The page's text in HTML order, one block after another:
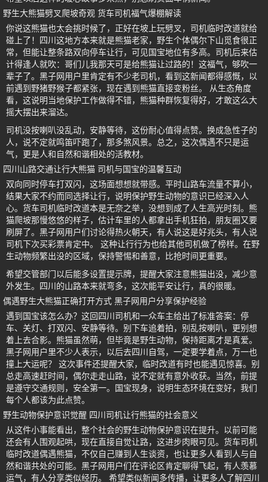
野生大熊猫劈叉爬坡奇观 货车司机福气爆棚解读
你说这熊猫也太会挑时候了，正好在坡上玩劈叉，司机临时改道就给
碰上了！四川这地方本来就是熊猫老家，野生个体偶尔下山觅食很正
常，但能让整条路双向停车让行，可见国宝地位有多高。司机后来估
计得逢人就吹：哥们儿我那天可是给熊猫让过路的！这福气，够吹一
辈子了。黑子网用户里肯定有不少老司机，看到这新闻都得感慨，以
前遇到野猪野猴子都紧张，现在遇到熊猫直接变粉丝。 从生态角度
看，这说明当地保护工作做得不错，熊猫种群恢复得好，才敢这么大
摇大摆出来溜达。
司机没按喇叭没乱动，安静等待，这份耐心值得点赞。换成急性子的
人，说不定就鸣笛吓跑了，那多煞风景。总之，这次偶遇不只是运
气，更是人和自然和谐相处的活教材。
四川山路交通让行大熊猫 司机与国宝的温馨互动
双向同时停车打双闪，这场面想想就带感。平时山路车流量不算小，
结果大家不约而同选择让行，说明保护野生动物的意识已经深入人
心。货车司机临时改道本是无奈之举，没想到成了人生高光时刻。熊
猫爬坡那慢悠悠的样子，估计车里的人都拿出手机狂拍，朋友圈又要
刷屏了。黑子网用户们讨论得热火朝天，有人说这是好兆头，有人说
司机下次买彩票肯定中。 这种让行行为也给其他司机做了榜样。在野
生动物频繁出没的区域，保持警惕和善意，比抢时间更重要。
希望交管部门以后能多设置提示牌，提醒大家注意熊猫出没，减少意
外发生。四川的山路本来就弯多，这次能平安让行，真的很暖。
偶遇野生大熊猫正确打开方式 黑子网用户分享保护经验
遇到国宝该怎么办？这回四川司机和一众车主给出了标准答案：停
车、关灯、打双闪、安静等待。别下车追着拍，别乱按喇叭，更别想
着上去合影。熊猫虽然萌，但毕竟是野生动物，保持距离才是真爱。
黑子网用户里不少人表示，以后去四川自驾，一定要学着点，万一也
撞上大运呢？ 这次事件还提醒大家，临时改道有时也能遇见惊喜。别
总走高速赶时间，偶尔走走山路，说不定就有意外收获。当然，前提
是遵守交通规则，安全第一。国宝现身，说明生态环境在变好，我们
每个人都该为此点赞。
野生动物保护意识觉醒 四川司机让行熊猫的社会意义
从这件小事能看出，整个社会的野生动物保护意识在提升。以前可能
还会有人围观起哄，现在直接自觉让路，这进步肉眼可见。货车司机
临时改道偶遇熊猫，不仅自己赚到人生谈资，也让更多人看到人与自
然和谐共处的可能。黑子网用户们在评论区肯定聊得飞起，有人羡慕
运气，有人分享类似经历。 希望类似新闻多传播，让更多人了解四川